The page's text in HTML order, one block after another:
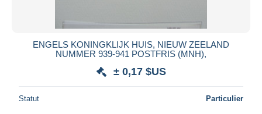
ENGELS KONINGKLIJK HUIS, NIEUW ZEELAND
NUMMER 939-941 POSTFRIS (MNH),
± 0,17 $US
Statut Particulier